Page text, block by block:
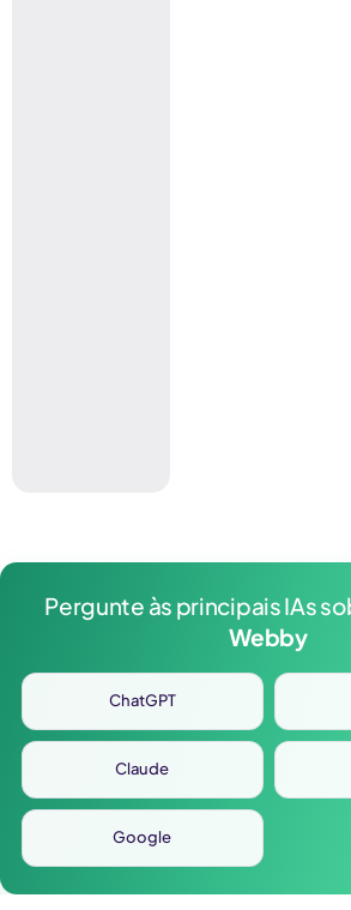
Pergunte às principais IAs
Webby
ChatGPT
Claude
Google